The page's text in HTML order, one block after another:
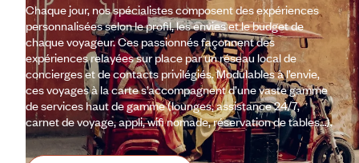
Chaque jour, nos spécialistes composent des expériences
personnalisées selon le profil, les envies et le budget de
chaque voyageur. Ces passionnés façonnent des
expériences relayées sur place par un réseau local de
concierges et de contacts privilégiés. Modulables à l’envie,
ces voyages à la carte s’accompagnent d’une vaste gamme
de services haut de gamme (lounges, assistance 24/7,
carnet de voyage, appli, wifi nomade, réservation de tables…).